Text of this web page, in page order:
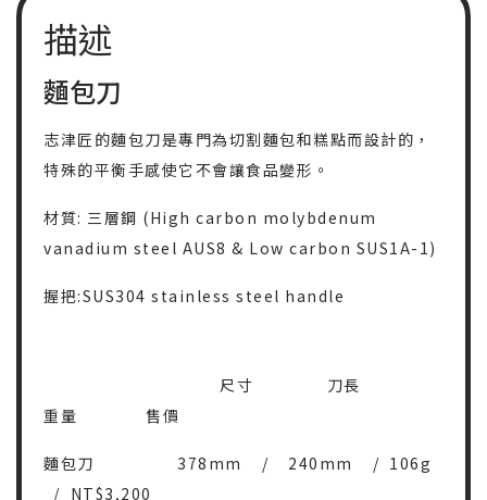
描述
麵包刀
志津匠的麵包刀是專門為切割麵包和糕點而設計的，
特殊的平衡手感使它不會讓食品變形。
材質: 三層鋼 (High carbon molybdenum
vanadium steel AUS8 & Low carbon SUS1A-1)
握把:SUS304 stainless steel handle
尺寸 刀長
重量 售價
麵包刀 378mm / 240mm / 106g
/ NT$3,200